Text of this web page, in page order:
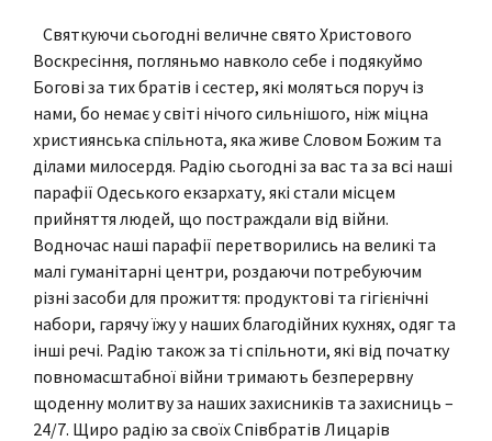
Святкуючи сьогодні величне свято Христового
Воскресіння, погляньмо навколо себе і подякуймо
Богові за тих братів і сестер, які моляться поруч із
нами, бо немає у світі нічого сильнішого, ніж міцна
християнська спільнота, яка живе Словом Божим та
ділами милосердя. Радію сьогодні за вас та за всі наші
парафії Одеського екзархату, які стали місцем
прийняття людей, що постраждали від війни.
Водночас наші парафії перетворились на великі та
малі гуманітарні центри, роздаючи потребуючим
різні засоби для прожиття: продуктові та гігієнічні
набори, гарячу їжу у наших благодійних кухнях, одяг та
інші речі. Радію також за ті спільноти, які від початку
повномасштабної війни тримають безперервну
щоденну молитву за наших захисників та захисниць –
24/7. Щиро радію за своїх Співбратів Лицарів